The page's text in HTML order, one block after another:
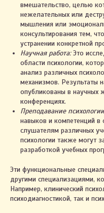
вмешательство, целью
нежелательных или
мышления или
консультирования тем,
устранении конкретной
Научная работа:Это
области психологии,
анализ различных
механизмов. Результаты
опубликованы в научных
конференциях.
Преподавание
навыков и компетенций в
слушателям различных
психологии также могут
разработкой учебных
Эти функциональные
другими специализациями,
Например, клинический
психодиагностикой, так и